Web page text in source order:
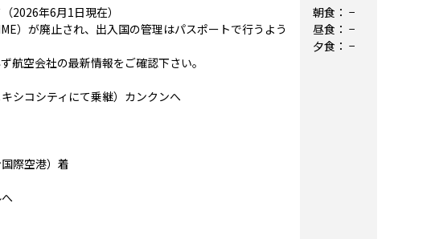
2026年6月1日現在）
）が廃止され、出入国の管理はパスポートで行うよう
空会社の最新情報をご確認下さい。
シコシティにて乗継）カンクンへ
際空港）着
朝食： −
昼食： −
夕食： −